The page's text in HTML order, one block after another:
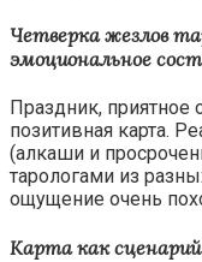
Четверка жезлов
эмоциональное
Праздник, приятное
позитивная карта.
(алкаши и
тарологами из
ощущение очень
Карта как